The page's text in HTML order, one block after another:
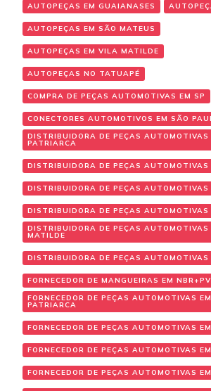
AUTOPEÇAS EM GUAIANASES
AUTOPEÇAS EM SÃO MATEUS
AUTOPEÇAS EM VILA MATILDE
AUTOPEÇAS NO TATUAPÉ
COMPRA DE PEÇAS AUTOMOTIVAS EM SP
CONECTORES AUTOMOTIVOS EM SÃO
DISTRIBUIDORA DE PEÇAS AUTOMOTIVAS
PATRIARCA
DISTRIBUIDORA DE PEÇAS AUTOMOTIVAS
DISTRIBUIDORA DE PEÇAS AUTOMOTIVAS
DISTRIBUIDORA DE PEÇAS AUTOMOTIVAS
DISTRIBUIDORA DE PEÇAS AUTOMOTIVAS
MATILDE
DISTRIBUIDORA DE PEÇAS
FORNECEDOR DE MANGUEIRAS EM
FORNECEDOR DE PEÇAS AUTOMOTIVAS
PATRIARCA
FORNECEDOR DE PEÇAS AUTOMOTIVAS
FORNECEDOR DE PEÇAS AUTOMOTIVAS
FORNECEDOR DE PEÇAS AUTOMOTIVAS